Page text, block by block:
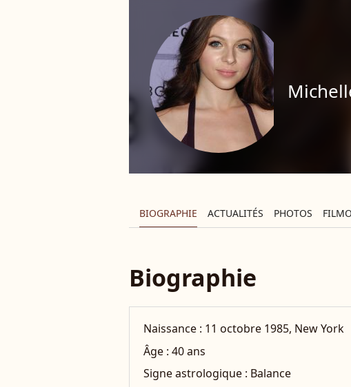
BIOGRAPHIE ACTUALITÉS PHOTOS
Biographie
Naissance : 11 octobre 1985, New York
Âge :40 ans
Signe astrologique : Balance